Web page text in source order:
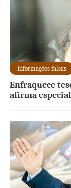
Informações falsas
Enfraquece
afirma